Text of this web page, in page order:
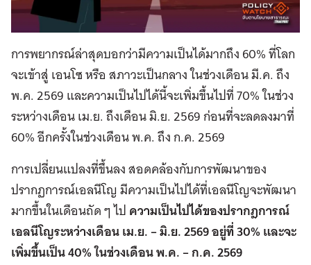
การพยากรณ์ล่าสุดบอกว่ามีความเป็นได้มากถึง 60% ที่โลก
จะเข้าสู่ เอนโซ หรือ สภาวะเป็นกลาง ในช่วงเดือน มี.ค. ถึง
พ.ค. 2569 และความเป็นไปได้นี้จะเพิ่มขึ้นไปที่ 70% ในช่วง
ระหว่างเดือน เม.ย. ถึงเดือน มิ.ย. 2569 ก่อนที่จะลดลงมาที่
60% อีกครั้งในช่วงเดือน พ.ค. ถึง ก.ค. 2569
การเปลี่ยนแปลงที่ขึ้นลง สอดคล้องกับการพัฒนาของ
ปรากฏการณ์เอลนีโญ มีความเป็นไปได้ที่เอลนีโญจะพัฒนา
มากขึ้นในเดือนถัด ๆ ไปความเป็นไปได้ของปรากฎการณ์
เอลนีโญระหว่างเดือน เม.ย. – มิ.ย. 2569 อยู่ที่ 30% และจะ
เพิ่มขึ้นเป็น 40% ในช่วงเดือน พ.ค. – ก.ค. 2569